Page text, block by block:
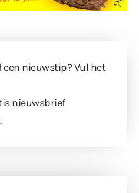
een nieuwstip? Vul het
nieuwsbrief
.